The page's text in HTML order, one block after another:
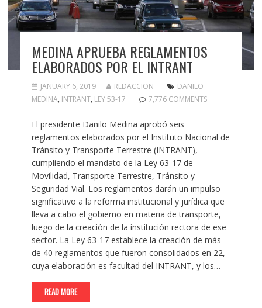
MEDINA APRUEBA REGLAMENTOS
ELABORADOS POR EL INTRANT
JANUARY 6, 2019 REDACCION
DANILO
MEDINA, INTRANT, LEY 53-17 7,776 COMMENTS
El presidente Danilo Medina aprobó seis
reglamentos elaborados por el Instituto Nacional de
Tránsito y Transporte Terrestre (INTRANT),
cumpliendo el mandato de la Ley 63-17 de
Movilidad, Transporte Terrestre, Tránsito y
Seguridad Vial. Los reglamentos darán un impulso
significativo a la reforma institucional y jurídica que
lleva a cabo el gobierno en materia de transporte,
luego de la creación de la institución rectora de ese
sector. La Ley 63-17 establece la creación de más
de 40 reglamentos que fueron consolidados en 22,
cuya elaboración es facultad del INTRANT, y los…
READ MORE